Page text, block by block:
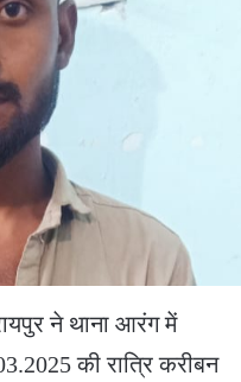
ने थाना आरंग में
की रात्रि करीबन